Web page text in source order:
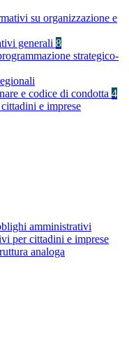
su organizzazione e
generali 8
strategico-
e codice di condotta 4
e imprese
amministrativi
per cittadini e imprese
analoga